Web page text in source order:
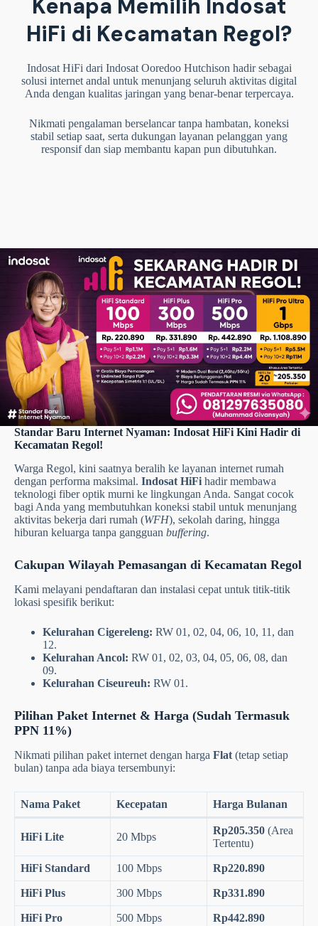
Kenapa Memilih Indosat
HiFi di Kecamatan Regol?
responsif dan siap membantu kapan pun dibutuhkan.
Standar Baru Internet Nyaman: Indosat HiFi Kini Hadir di
Warga Regol, kini saatnya beralih ke layanan internet rumah
dengan performa maksimal.Indosat HiFihadir membawa
teknologi fiber optik murni ke lingkungan Anda. Sangat cocok
aktivitas bekerja dari rumah (
WFH), sekolah daring, hingga
hiburan keluarga tanpa gangguanbuffering
Cakupan Wilayah Pemasangan di Kecamatan Regol
lokasi spesifik berikut:
Kelurahan Cigereleng:
12.
Kelurahan Ancol:RW 01, 02, 03, 04, 05, 06, 08, dan
Kelurahan Ciseureuh:RW 01.
Pilihan Paket Internet & Harga (Sudah Termasuk
PPN 11%)
Nikmati pilihan paket internet dengan harga Flat(tetap setiap
bulan) tanpa ada biaya tersembunyi:
Nama Paket